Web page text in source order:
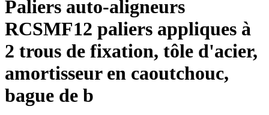
Paliers auto-aligneurs
RCSMF12 paliers appliques à
2 trous de fixation, tôle d'acier,
amortisseur en caoutchouc,
bague de b